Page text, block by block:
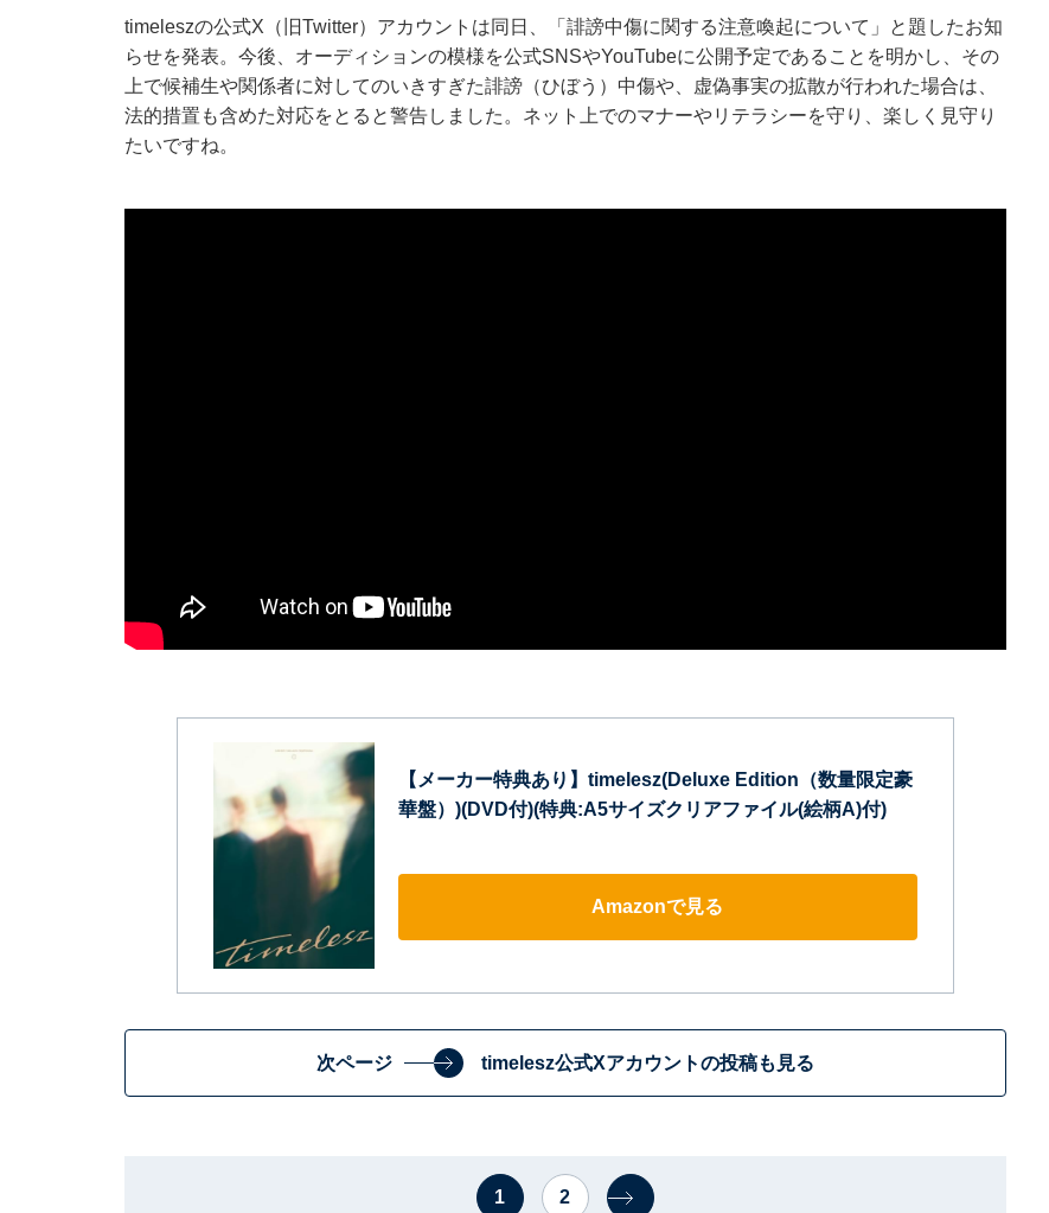
timeleszの公式X（旧Twitter）アカウントは同日、「誹謗中傷に関する注意喚起について」と題したお知
らせを発表。今後、オーディションの模様を公式SNSやYouTubeに公開予定であることを明かし、その
上で候補生や関係者に対してのいきすぎた誹謗（ひぼう）中傷や、虚偽事実の拡散が行われた場合は、
法的措置も含めた対応をとると警告しました。ネット上でのマナーやリテラシーを守り、楽しく見守り
たいですね。
【メーカー特典あり】timelesz(Deluxe Edition（数量限定豪
華盤）)(DVD付)(特典:A5サイズクリアファイル(絵柄A)付)
Amazonで見る
次ページ timelesz公式Xアカウントの投稿も見る
1 2